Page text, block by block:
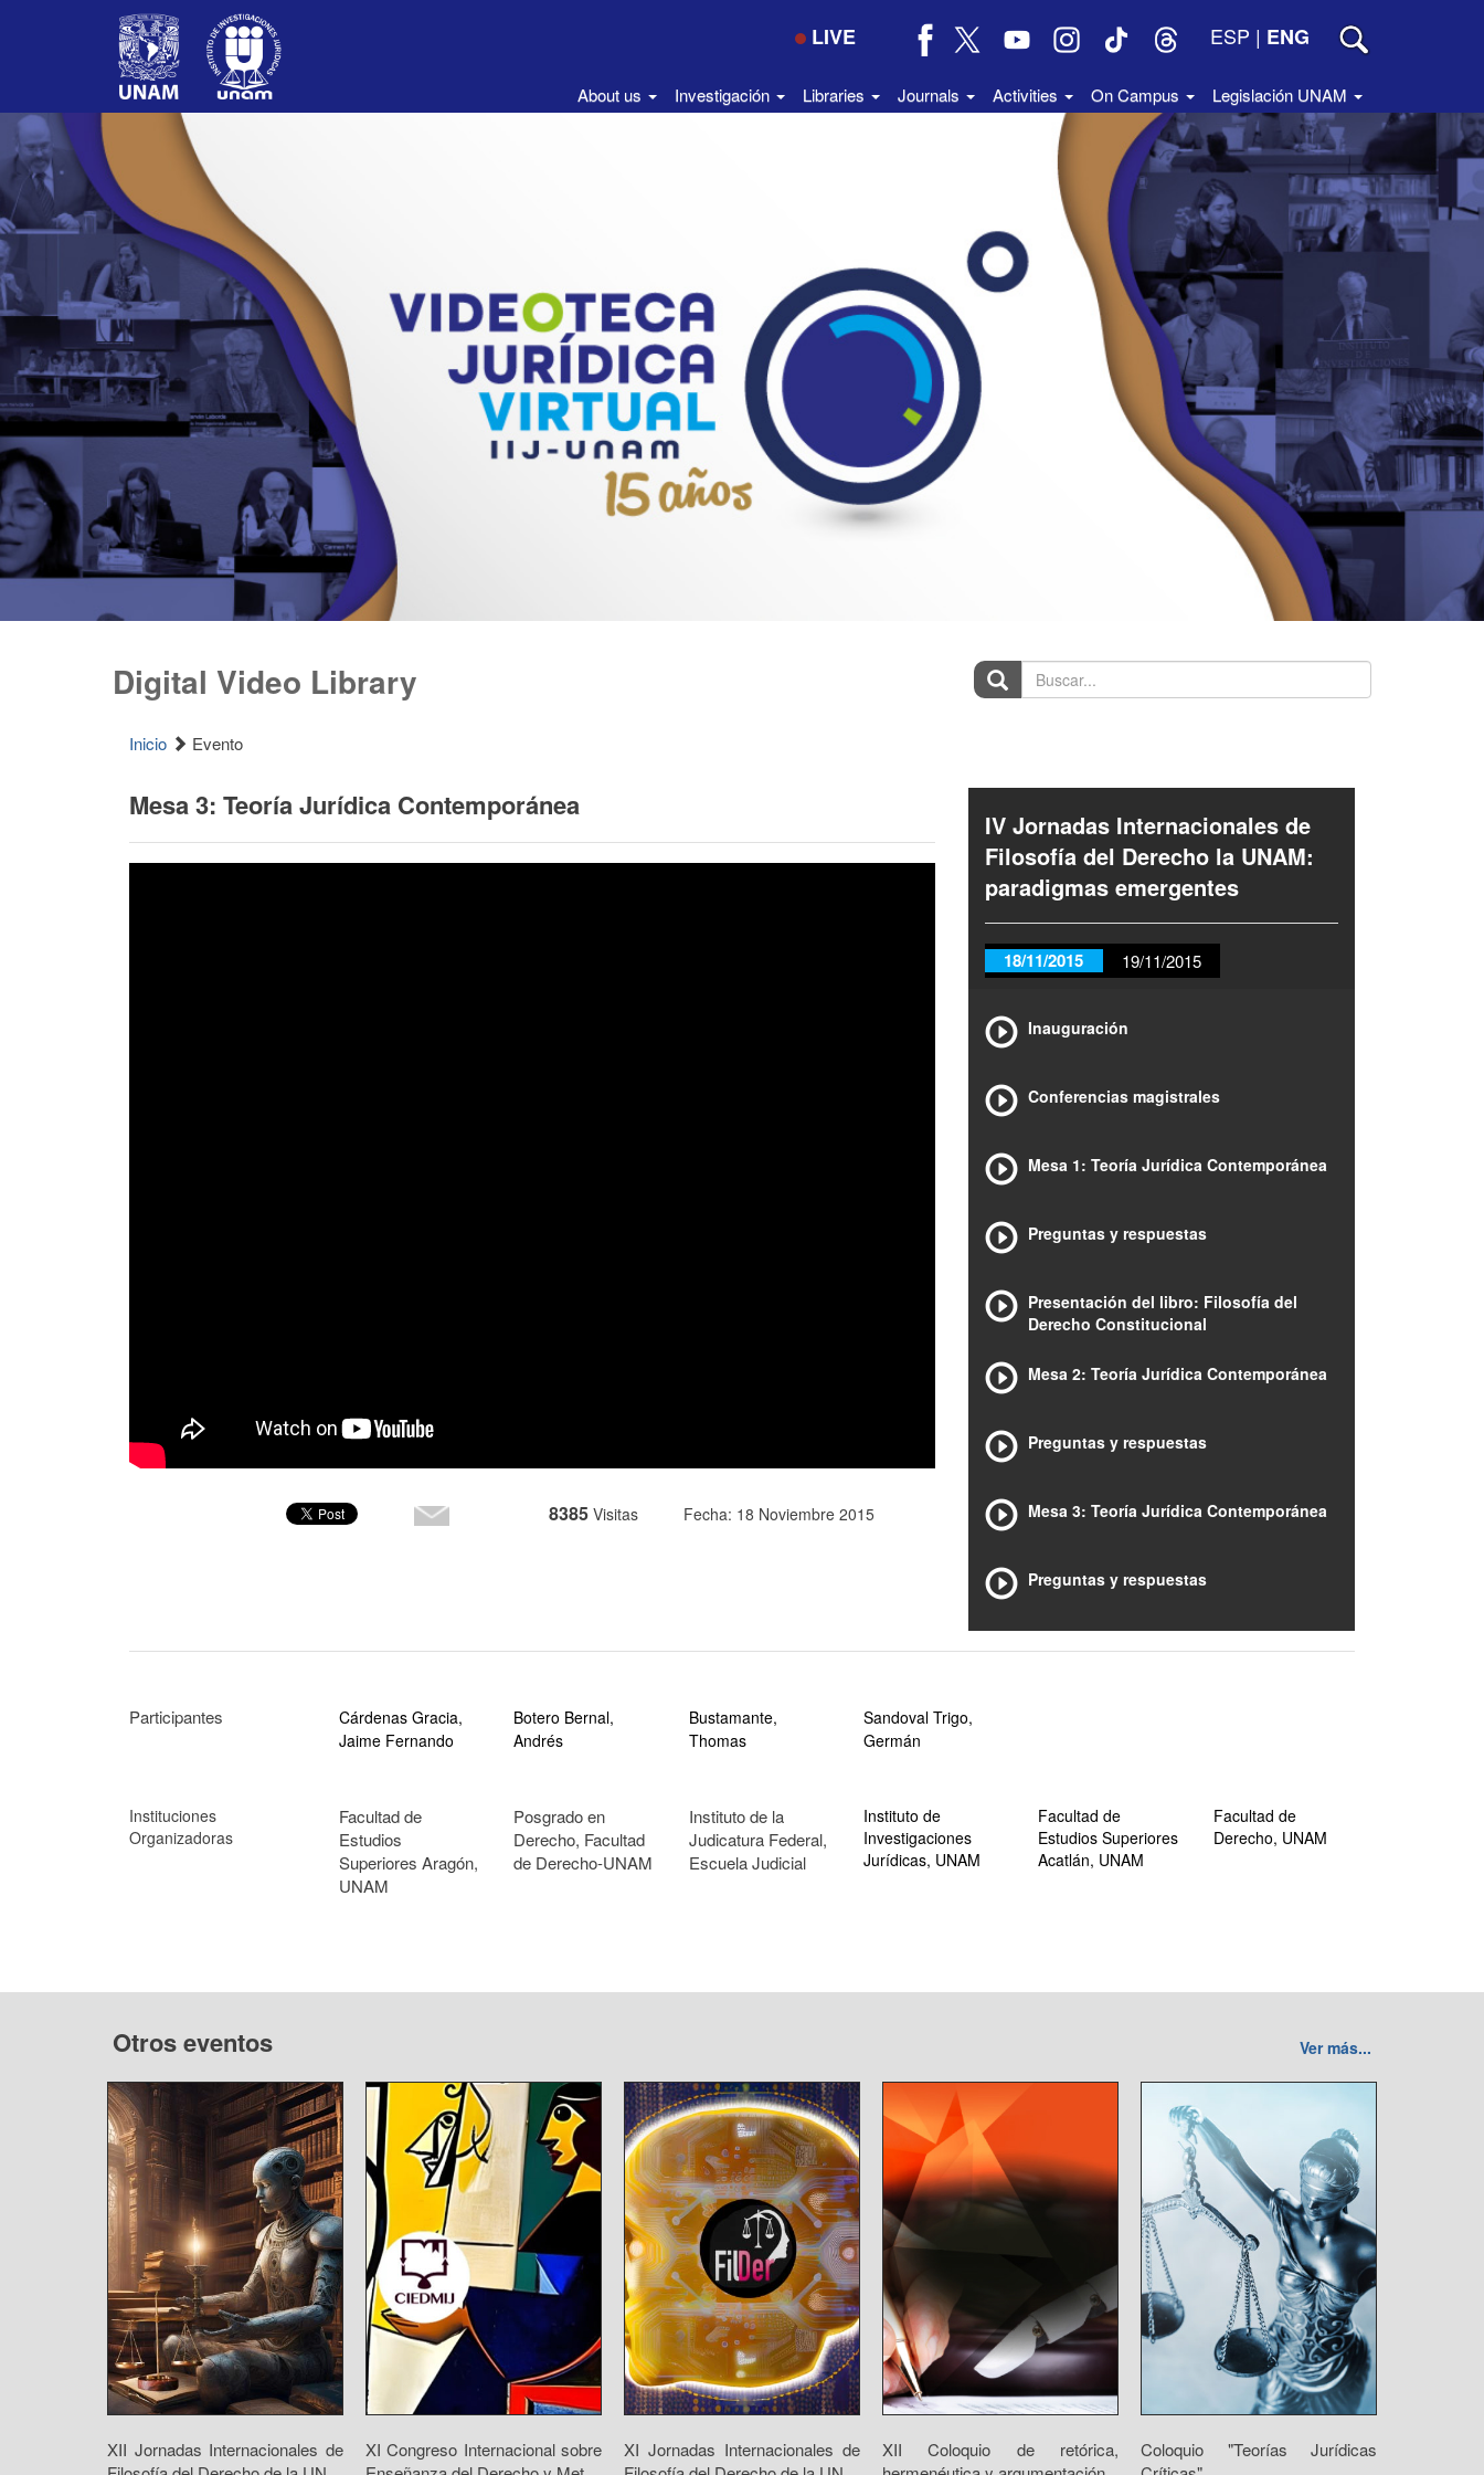
LIVE ESP | ENG
About us Investigación Libraries Journals Activities On Campus Legislación UNAM
Digital Video Library Buscar...
Inicio Evento
Mesa 3: Teoría Jurídica Contemporánea
8385 Visitas Fecha: 18 Noviembre 2015
IV Jornadas Internacionales de
Filosofía del Derecho la UNAM:
paradigmas emergentes
18/11/2015 19/11/2015
Inauguración
Conferencias magistrales
Mesa 1: Teoría Jurídica Contemporánea
Preguntas y respuestas
Presentación del libro: Filosofía del
Derecho Constitucional
Mesa 2: Teoría Jurídica Contemporánea
Preguntas y respuestas
Mesa 3: Teoría Jurídica Contemporánea
Preguntas y respuestas
Participantes
Cárdenas Gracia,
Jaime Fernando
Botero Bernal,
Andrés
Bustamante,
Thomas
Sandoval Trigo,
Germán
Instituciones
Organizadoras
Facultad de
Estudios
Superiores Aragón,
UNAM
Posgrado en
Derecho, Facultad
de Derecho-UNAM
Instituto de la
Judicatura Federal,
Escuela Judicial
Instituto de
Investigaciones
Jurídicas, UNAM
Facultad de
Estudios Superiores
Acatlán, UNAM
Facultad de
Derecho, UNAM
Otros eventos Ver más...
XII Jornadas Internacionales de
XI Congreso Internacional sobre
XI Jornadas Internacionales de
XII Coloquio de retórica,
Coloquio "Teorías Jurídicas